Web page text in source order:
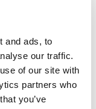
and ads, to
our traffic.
of our site with
partners who
you’ve